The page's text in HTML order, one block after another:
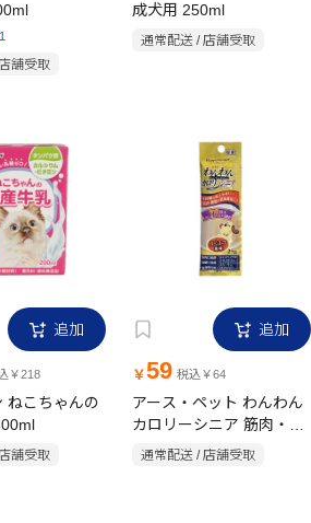
1
舗受取
成犬用 250ml
通常配送 / 店舗受取
追加
￥218
ねこちゃんの
舗受取
追加
￥59 税込￥64
アース・ペット わんわん
カロリーシニア 筋肉・関
節ケア 25g
通常配送 / 店舗受取